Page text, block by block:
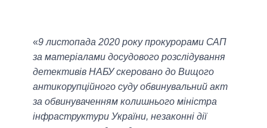
«9 листопада 2020 року прокурорами САП
за матеріалами досудового розслідування
детективів НАБУ скеровано до Вищого
антикорупційного суду обвинувальний акт
за обвинуваченням колишнього міністра
інфраструктури України, незаконні дії